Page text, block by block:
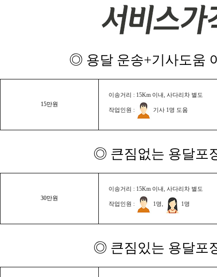
◎ 용달 운송+기사도움
15만원
이송거리 : 15Km 이내, 사다리차 별도
작업인원 : 기사 1명 도움
◎ 큰짐없는 용달포
30만원
이송거리 : 15Km 이내, 사다리차 별도
작업인원 : 1명, 1명
◎ 큰짐있는 용달포